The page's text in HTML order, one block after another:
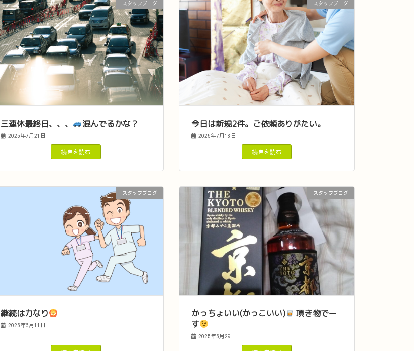
スタッフブログ
三連休最終日、、、 混んでるかな？
2025年7月21日
続きを読む
スタッフブログ
今日は新規2件。ご依頼ありがたい。
2025年7月18日
続きを読む
スタッフブログ
継続は力なり
2025年6月11日
スタッフブログ
かっちょいい(かっこいい)
頂き物でー
す
2025年5月29日